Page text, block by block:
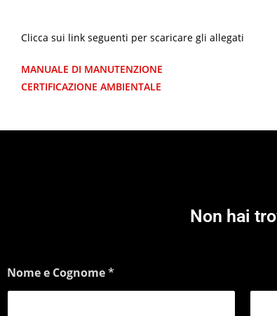
Clicca sui link seguenti per scaricare gli allegati
MANUALE DI MANUTENZIONE
CERTIFICAZIONE AMBIENTALE
Non hai
Nome e Cognome*